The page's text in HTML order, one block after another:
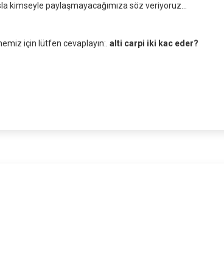
kimseyle paylaşmayacağımıza söz veriyoruz...
için lütfen cevaplayın:. alti carpi iki kac eder?